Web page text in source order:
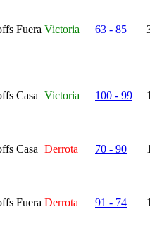
Fuera Victoria 63 - 85
Casa Victoria 100 - 99
Casa Derrota 70 - 90
Fuera Derrota 91 - 74